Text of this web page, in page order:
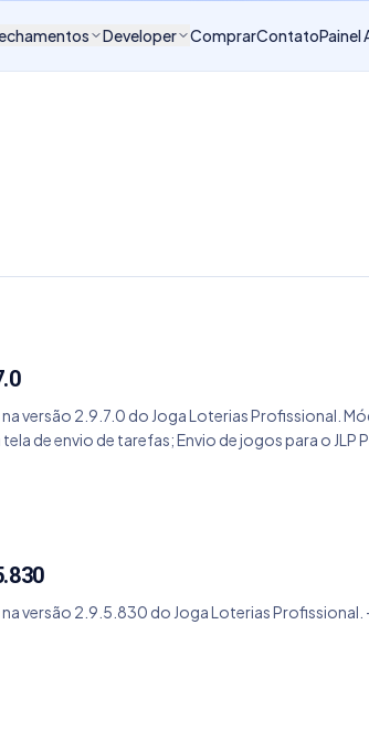
Developer ComprarContatoPainel
versão 2.9.7.0 do Joga Loterias Profissional.
de envio de tarefas; Envio de jogos para o
Opção de abrir o JLP Print logo após o
versão 2.9.5.830 do Joga Loterias